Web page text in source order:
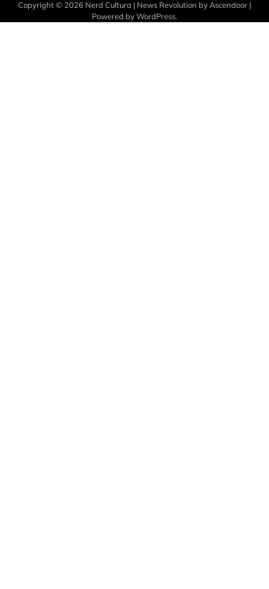
Copyright © 2026 Nerd Cultura | News Revolution by Ascendoor |
Powered byWordPress.